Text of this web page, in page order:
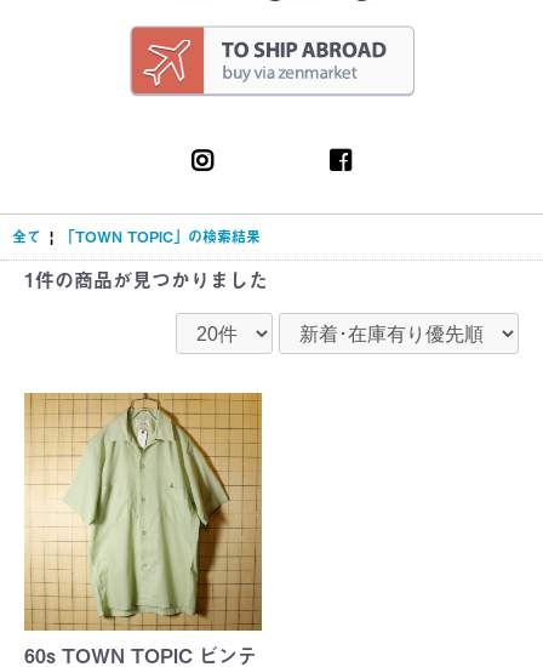
全て | 「TOWN TOPIC」の検索結果
1件の商品が見つかりました
60s TOWN TOPIC ビンテ